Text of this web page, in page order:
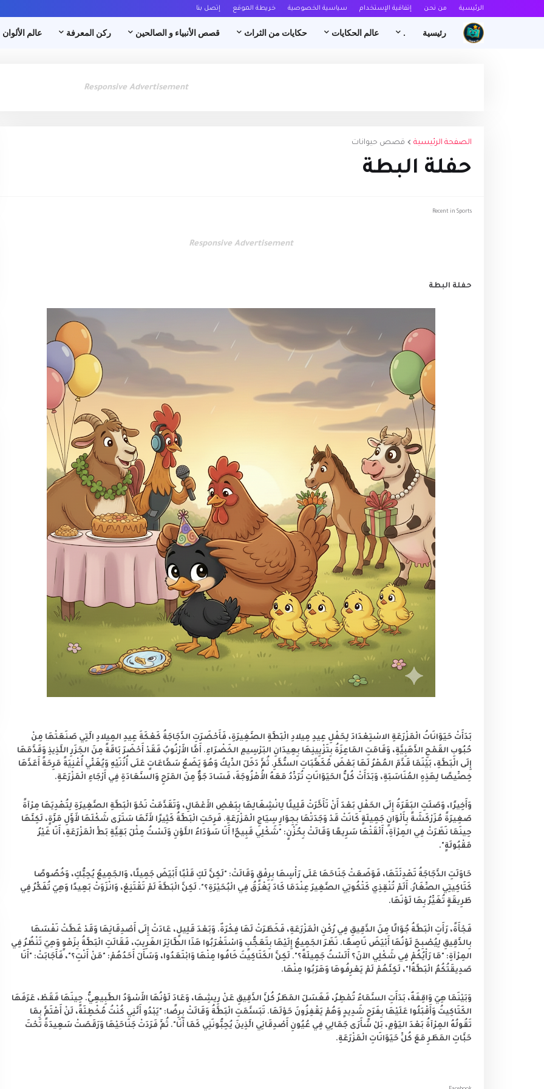
الرئيسية من نحن إتفاقية الإستخدام سياسية الخصوصية خريطة الموقع إتصل بنا
رئيسية . عالم الحكايات حكايات من الثراث قصص الأنبياء و الصالحين ركن المعرفة عالم الألوان
Responsive Advertisement
الصفحة الرئيسية قصص حيوانات
​حفلة البطة
Recent in Sports
Responsive Advertisement
حفلة البطة
بَدَأَتْ حَيَوَانَاتُ الْمَزْرَعَةِ الاسْتِعْدَادَ لِحَفْلِ عِيدِ مِيلادِ الْبَطَّةِ الصَّغِيرَةِ، فَأَحْضَرَتِ الدَّجَاجَةُ كَعْكَةَ عِيدِ المِيلادِ الَّتِي صَنَعَتْهَا مِنْ
حُبُوبِ القَمْحِ الذَّهَبِيَّةِ، وَقَامَتِ المَاعِزَةُ بِتَزْيِينِهَا بِعِيدَانِ البَرْسِيمِ الخَضْرَاءِ. أَمَّا الأَرْنُوبُ فَقَدْ أَحْضَرَ بَاقَةً مِنَ الجَزَرِ اللَّذِيذِ وَقَدَّمَهَا
إِلَى الْبَطَّةِ، بَيْنَمَا قَدَّمَ المُهْرُ لَهَا بَعْضَ مُكَعَّبَاتِ السُّكَّرِ. ثُمَّ دَخَلَ الدِّيكُ وَهُوَ يَضَعُ سَمَّاعَاتٍ عَلَى أُذُنَيْهِ وَيُغَنِّي أُغْنِيَةً مَرِحَةً أَعَدَّهَا
خِصِّيصًا لِهَذِهِ المُنَاسَبَةِ، وَبَدَأَتْ كُلُّ الحَيَوَانَاتِ تُرَدِّدُ مَعَهُ الأُهْزُوجَةَ، فَسَادَ جَوٌّ مِنَ المَرَحِ وَالسَّعَادَةِ فِي أَرْجَاءِ الْمَزْرَعَةِ.
وَأَخِيرًا، وَصَلَتِ البَقَرَةُ إِلَى الحَفْلِ بَعْدَ أَنْ تَأَخَّرَتْ قَلِيلًا لِانْشِغَالِهَا بِبَعْضِ الأَعْمَالِ، وَتَقَدَّمَتْ نَحْوَ الْبَطَّةِ الصَّغِيرَةِ لِتُهْدِيَهَا مِرْآةً
صَغِيرَةً مُزَرْكَشَةً بِأَلْوَانٍ جَمِيلَةٍ كَانَتْ قَدْ وَجَدَتْهَا بِجِوَارِ سِيَاجِ الْمَزْرَعَةِ. فَرِحَتِ الْبَطَّةُ كَثِيرًا لأَنَّهَا سَتَرَى شَكْلَهَا لأَوَّلِ مَرَّةٍ، لَكِنَّهَا
حِينَمَا نَظَرَتْ فِي المِرْآةِ، أَلْقَتْهَا سَرِيعًا وَقَالَتْ بِحُزْنٍ: "شَكْلِي قَبِيحٌ! أَنَا سَوْدَاءُ اللَّوْنِ وَلَسْتُ مِثْلَ بَقِيَّةِ بَطِّ الْمَزْرَعَةِ، أَنَا غَيْرُ
مَقْبُولَةٍ".
حَاوَلَتِ الدَّجَاجَةُ تَهْدِئَتَهَا، فَوَضَعَتْ جَنَاحَهَا عَلَى رَأْسِهَا بِرِفْقٍ وَقَالَتْ: "لَكِنَّ لَكِ قَلْبًا أَبْيَضَ جَمِيلًا، وَالجَمِيعُ يُحِبُّكِ، وَخُصُوصًا
كَتَاكِيتِي الصِّغَارُ. أَلَمْ تُنْقِذِي كَتْكُوتِي الصَّغِيرَ عِنْدَمَا كَادَ يَغْرَقُ فِي الْبُحَيْرَةِ؟". لَكِنَّ الْبَطَّةَ لَمْ تَقْتَنِعْ، وَانْزَوَتْ بَعِيدًا وَهِيَ تُفَكِّرُ فِي
طَرِيقَةٍ تُغَيِّرُ بِهَا لَوْنَهَا.
فَجْأَةً، رَأَتِ الْبَطَّةُ جُوَالًا مِنَ الدَّقِيقِ فِي رُكْنِ الْمَزْرَعَةِ، فَخَطَرَتْ لَهَا فِكْرَةٌ. وَبَعْدَ قَلِيلٍ، عَادَتْ إِلَى أَصْدِقَائِهَا وَقَدْ غَطَّتْ نَفْسَهَا
بِالدَّقِيقِ لِيُصْبِحَ لَوْنُهَا أَبْيَضَ نَاصِعًا. نَظَرَ الجَمِيعُ إِلَيْهَا بِتَعَجُّبٍ وَاسْتَغْرَبُوا هَذَا الطَّائِرَ الغَرِيبَ، فَقَالَتِ الْبَطَّةُ بِزَهْوٍ وَهِيَ تَنْظُرُ فِي
المِرْآةِ: "مَا رَأْيُكُمْ فِي شَكْلِي الآنَ؟ أَلَسْتُ جَمِيلَةً؟". لَكِنَّ الكَتَاكِيتَ خَافُوا مِنْهَا وَابْتَعَدُوا، وَسَأَلَ أَحَدُهُمْ: "مَنْ أَنْتِ؟"، فَأَجَابَتْ: "أَنَا
صَدِيقَتُكُمُ الْبَطَّةُ!"، لَكِنَّهُمْ لَمْ يَعْرِفُوهَا وَهَرَبُوا مِنْهَا.
وَبَيْنَمَا هِيَ وَاقِفَةٌ، بَدَأَتِ السَّمَاءُ تُمْطِرُ، فَغَسَلَ المَطَرُ كُلَّ الدَّقِيقِ عَنْ رِيشِهَا، وَعَادَ لَوْنُهَا الأَسْوَدُ الطَّبِيعِيُّ. حِينَهَا فَقَطْ، عَرَفَهَا
الكَتَاكِيتُ وَأَقْبَلُوا عَلَيْهَا بِفَرَحٍ شَدِيدٍ وَهُمْ يَقْفِزُونَ حَوْلَهَا. تَبَسَّمَتِ الْبَطَّةُ وَقَالَتْ بِرِضًا: "يَبْدُو أَنَّنِي كُنْتُ مُخْطِئَةً، لَنْ أَهْتَمَّ بِمَا
تَقُولُهُ المِرْآةُ بَعْدَ اليَوْمِ، بَلْ سَأَرَى جَمَالِي فِي عُيُونِ أَصْدِقَائِي الَّذِينَ يُحِبُّونَنِي كَمَا أَنَا". ثُمَّ فَرَدَتْ جَنَاحَيْهَا وَرَقَصَتْ سَعِيدَةً تَحْتَ
حَبَّاتِ المَطَرِ مَعَ كُلِّ حَيَوَانَاتِ الْمَزْرَعَةِ.